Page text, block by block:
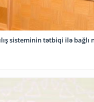
sisteminin tətbiqi ilə